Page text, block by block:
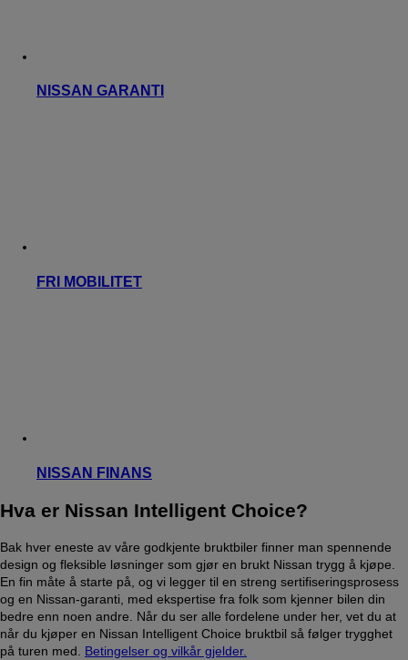
NISSAN GARANTI
FRI MOBILITET
NISSAN FINANS
Hva er Nissan Intelligent Choice?
Bak hver eneste av våre godkjente bruktbiler finner man spennende
design og fleksible løsninger som gjør en brukt Nissan trygg å kjøpe.
En fin måte å starte på, og vi legger til en streng sertifiseringsprosess
og en Nissan-garanti, med ekspertise fra folk som kjenner bilen din
bedre enn noen andre. Når du ser alle fordelene under her, vet du at
når du kjøper en Nissan Intelligent Choice bruktbil så følger trygghet
på turen med. Betingelser og vilkår gjelder.